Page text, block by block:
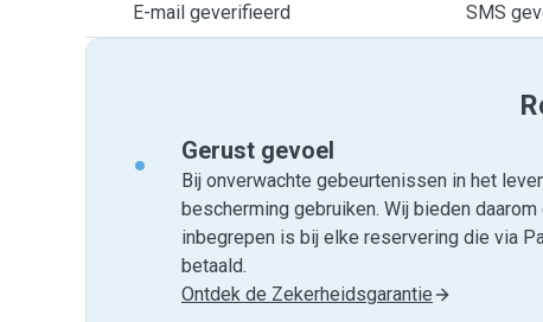
E-mail geverifieerd
SMS
Gerust gevoel
Bij onverwachte gebeurtenissen in het
bescherming gebruiken. Wij bieden daarom
inbegrepen is bij elke reservering die via
betaald.
Ontdek de Zekerheidsgarantie